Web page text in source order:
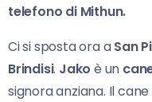
telefono di Mithun.
Ci si sposta ora aSan
Brindisi. Jako è un
signora anziana. Il